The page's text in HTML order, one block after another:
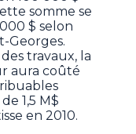
somme se
$ selon
Georges.
travaux, la
aura coûté
1,5 M$
en 2010.